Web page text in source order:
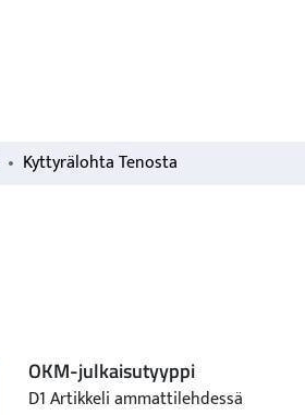
Kyttyrälohta Tenosta
OKM-julkaisutyyppi
D1 Artikkeli ammattilehdessä